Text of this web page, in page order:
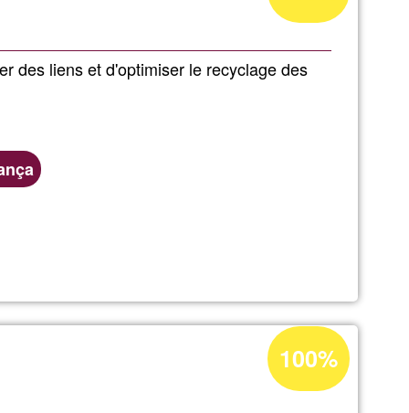
des liens et d'optimiser le recyclage des
de
Porcentaje
de100%